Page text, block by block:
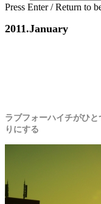
Press Enter / Return to
2011.January
ラブフォーハイチがひ
りにする